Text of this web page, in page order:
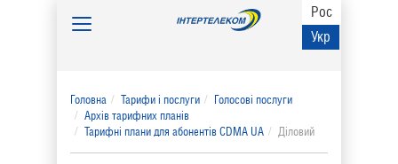
Рос
Укр
Toggle
Головна Тарифи і послуги
Голосові послуги
Архів тарифних планів
Тарифні плани для абонентів CDMA UA
Діловий